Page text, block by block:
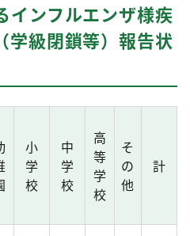
インフルエンザ様疾
学級閉鎖等）報告状
小
学
校
中
学
校
高
等
学
校
そ
の
他
計